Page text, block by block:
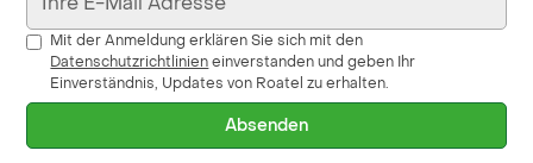
Mit der Anmeldung erklären Sie sich mit den
Datenschutzrichtlinieneinverstanden und geben Ihr
Einverständnis, Updates von Roatel zu erhalten.